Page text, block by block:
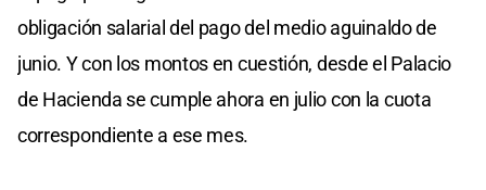
obligación salarial del pago del medio aguinaldo de
junio. Y con los montos en cuestión, desde el Palacio
de Hacienda se cumple ahora en julio con la cuota
correspondiente a ese mes.